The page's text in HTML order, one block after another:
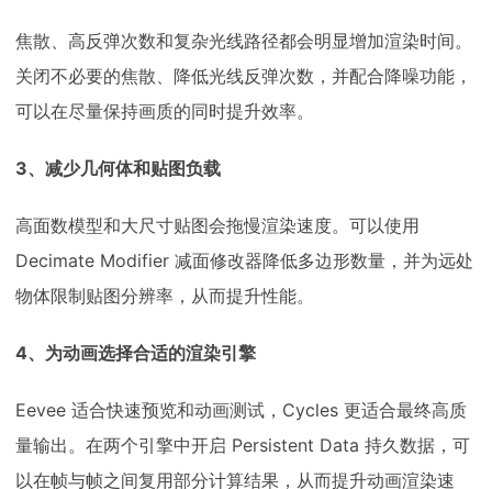
焦散、高反弹次数和复杂光线路径都会明显增加渲染时间。
关闭不必要的焦散、降低光线反弹次数，并配合降噪功能，
可以在尽量保持画质的同时提升效率。
3、减少几何体和贴图负载
高面数模型和大尺寸贴图会拖慢渲染速度。可以使用
Decimate Modifier 减面修改器降低多边形数量，并为远处
物体限制贴图分辨率，从而提升性能。
4、为动画选择合适的渲染引擎
Eevee 适合快速预览和动画测试，Cycles 更适合最终高质
量输出。在两个引擎中开启 Persistent Data 持久数据，可
以在帧与帧之间复用部分计算结果，从而提升动画渲染速